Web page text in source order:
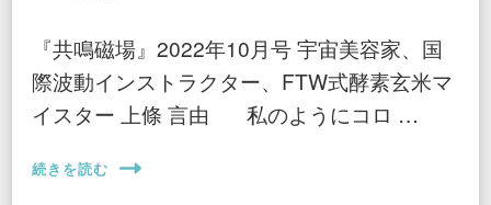
『共鳴磁場』2022年10月号 宇宙美容家、国
際波動インストラクター、FTW式酵素玄米マ
イスター 上條 言由 私のようにコロ …
続きを読む